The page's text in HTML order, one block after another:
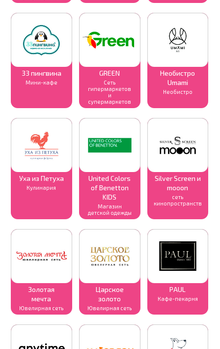
33 пингвина
Мини-кафе
GREEN
Сеть
гипермаркетов
и
супермаркетов
Необистро
Umami
Необистро
Уха из Петуха
Кулинария
United Colors
of Benetton
KIDS
Магазин
детской одежды
Silver Screen и
mooon
сеть
кинопространств
Золотая
мечта
Ювелирная сеть
Царское
золото
Ювелирная сеть
PAUL
Кафе-пекарня